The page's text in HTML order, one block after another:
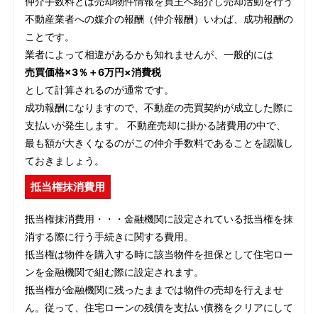
不動産業者への媒介の報酬（仲介報酬）いわば、成功報酬の
ことです。
業者によって相違があるかも知れませんが、一般的には
売買価格×3％＋6万円×消費税
として計算されるのが通常です。
成功報酬になりますので、不動産の売買契約が成立した際に
支払いが発生します。 不動産売却に掛かる諸費用の中で、
最も額が大きくなるのがこの仲介手数料であることを認識し
ておきましょう。
抵当権抹消費用
抵当権抹消費用・・・金融機関に設定されている抵当権を抹
消する際に行う手続きに関する費用。
抵当権は物件を購入する時に該当物件を担保として住宅ロー
ンを金融機関で組む際に設定されます。
抵当権が金融機関に残ったままでは物件の売却を行えませ
ん。従って、住宅ローンの残債を支払い債務をクリアにして